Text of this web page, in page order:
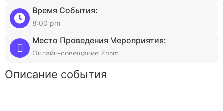
Время События:
8:00 pm
Место Проведения Мероприятия:
Онлайн-совещание Zoom
Описание события